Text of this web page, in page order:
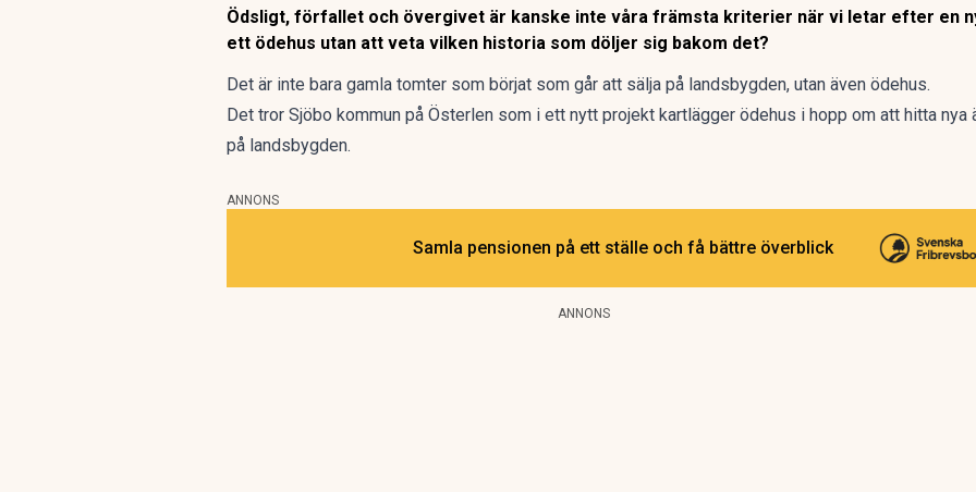
Ödsligt, förfallet och övergivet är kanske inte våra främsta kriterier när vi letar efter en
ett ödehus utan att veta vilken historia som döljer sig bakom det?
Det är inte bara gamla tomter som börjat som går att sälja på landsbygden, utan även ödehus.
Det tror Sjöbo kommun på Österlen som i ett nytt projekt kartlägger ödehus i hopp om att hitta
på landsbygden.
ANNONS
Samla pensionen på ett ställe och få bättre överblick
ANNONS